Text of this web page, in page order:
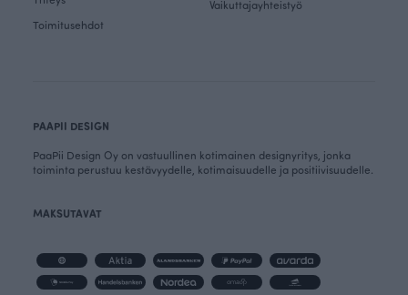
Toimitusehdot
Vaikuttajayhteistyö
PAAPII DESIGN
PaaPii Design Oy on vastuullinen kotimainen designyritys, jonka
toiminta perustuu kestävyydelle, kotimaisuudelle ja positiivisuudelle.
MAKSUTAVAT